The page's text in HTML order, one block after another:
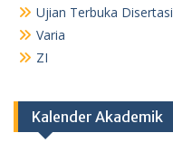
Ujian Terbuka Disertasi
Varia
ZI
Kalender Akademik